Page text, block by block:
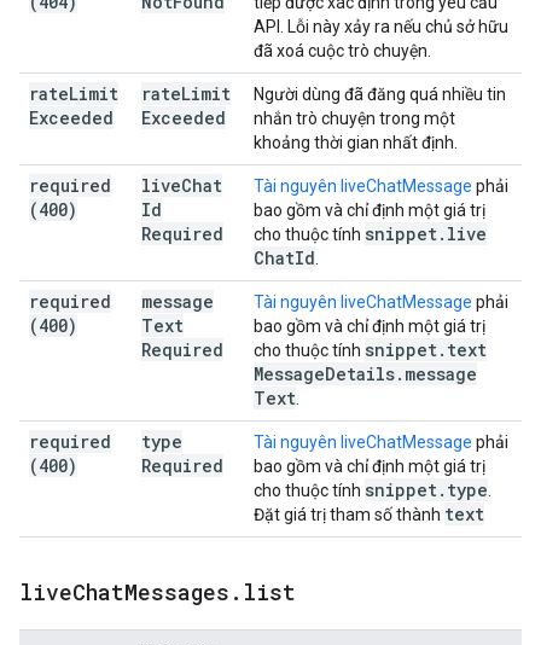
API. Lỗi này xảy ra nếu chủ sở hữu
đã xoá cuộc trò chuyện.
rateLimit
Exceeded
rateLimit
Exceeded
Người dùng đã đăng quá nhiều tin
nhắn trò chuyện trong một
khoảng thời gian nhất định.
required
(400)
liveChat
Id
Required
Tài nguyên liveChatMessage phải
bao gồm và chỉ định một giá trị
cho thuộc tính snippet. live
ChatId
required
(400)
message
Text
Required
Tài nguyên liveChatMessage phải
bao gồm và chỉ định một giá trị
cho thuộc tính snippet. text
MessageDetails. message
Text
required
(400)
type
Required
Tài nguyên liveChatMessage phải
bao gồm và chỉ định một giá trị
cho thuộc tính snippet. type
Đặt giá trị tham số thành text
liveChatMessages . list